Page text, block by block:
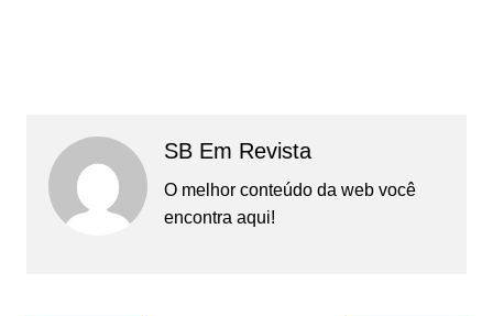
SB Em Revista
O melhor conteúdo da web você
encontra aqui!